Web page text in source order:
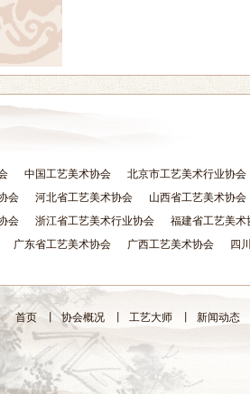
中国工艺美术协会
北京市工艺美术行业协会
会
河北省工艺美术协会
山西省工艺美术协会
会
浙江省工艺美术行业协会
福建省工艺美术
广东省工艺美术协会 广西工艺美术协会 四
首页 丨 协会概况 工艺大师 新闻动态